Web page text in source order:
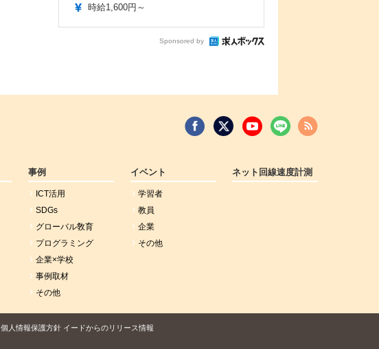
時給1,600円～
Sponsored by
事例
ICT活用
SDGs
グローバル敎育
プログラミング
企業×学校
事例取材
その他
イベント
学習者
教員
企業
その他
ネット回線速度計測
個人情報保護方針 イードからのリリース情報